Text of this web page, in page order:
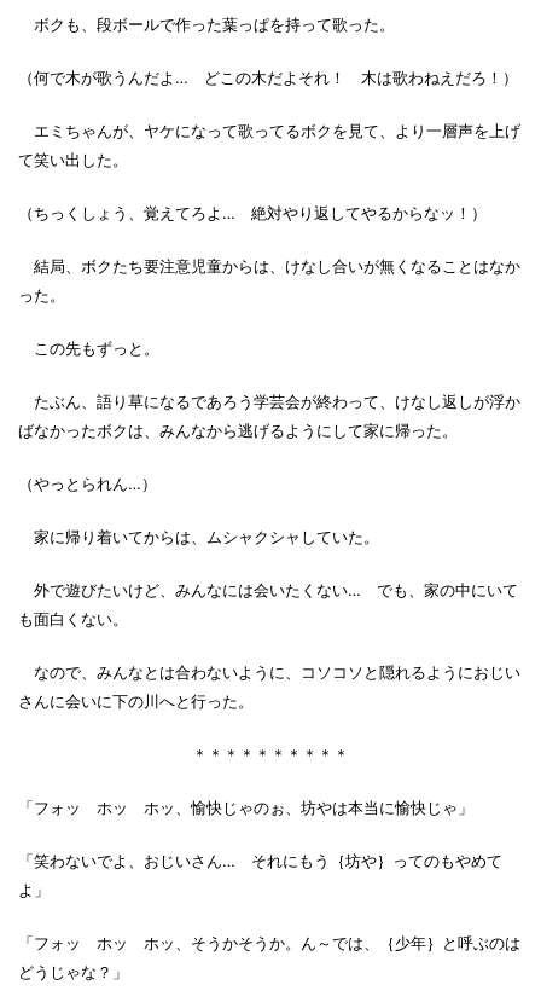
ボクも、段ボールで作った葉っぱを持って歌った。
（何で木が歌うんだよ… どこの木だよそれ！ 木は歌わねえだろ！）
エミちゃんが、ヤケになって歌ってるボクを見て、より一層声を上げ
て笑い出した。
（ちっくしょう、覚えてろよ… 絶対やり返してやるからなッ！）
結局、ボクたち要注意児童からは、けなし合いが無くなることはなか
った。
この先もずっと。
たぶん、語り草になるであろう学芸会が終わって、けなし返しが浮か
ばなかったボクは、みんなから逃げるようにして家に帰った。
（やっとられん…）
家に帰り着いてからは、ムシャクシャしていた。
外で遊びたいけど、みんなには会いたくない… でも、家の中にいて
も面白くない。
なので、みんなとは合わないように、コソコソと隠れるようにおじい
さんに会いに下の川へと行った。
＊＊＊＊＊＊＊＊＊＊
「フォッ ホッ ホッ、愉快じゃのぉ、坊やは本当に愉快じゃ」
「笑わないでよ、おじいさん… それにもう｛坊や｝ってのもやめて
よ」
「フォッ ホッ ホッ、そうかそうか。ん～では、｛少年｝と呼ぶのは
どうじゃな？」